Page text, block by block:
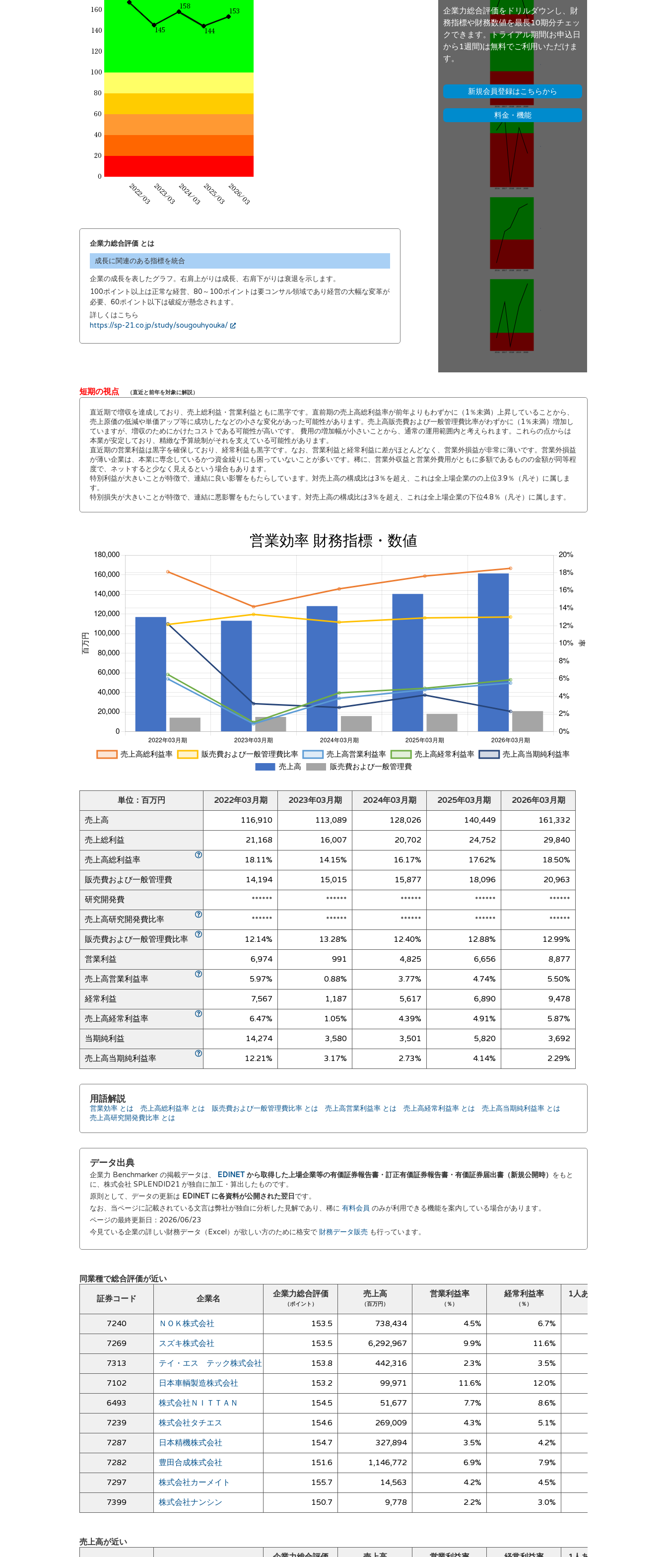
企業力総合評価 とは
成長に関連のある指標を統合
企業の成長を表したグラフ。右肩上がりは成長、右肩下がりは衰退を示します。
100ポイント以上は正常な経営、80～100ポイントは要コンサル領域であり経営の大幅な変革が
必要、60ポイント以下は破綻が懸念されます。
詳しくはこちら
https://sp-21.co.jp/study/sougouhyouka/
企業力総合評価をドリルダウンし、財
務指標や財務数値を最長10期分チェッ
クできます。トライアル期間(お申込日
から1週間)は無料でご利用いただけま
す。
新規会員登録はこちらから
料金・機能
短期の視点 （直近と前年を対象に解説）
直近期で増収を達成しており、売上総利益・営業利益ともに黒字です。直前期の売上高総利益率が前年よりもわずかに（1％未満）上昇していることから、
売上原価の低減や単価アップ等に成功したなどの小さな変化があった可能性があります。売上高販売費および一般管理費比率がわずかに（1％未満）増加し
ていますが、増収のためにかけたコストである可能性が高いです。 費用の増加幅が小さいことから、通常の運用範囲内と考えられます。これらの点からは
本業が安定しており、精緻な予算統制がそれを支えている可能性があります。
直近期の営業利益は黒字を確保しており、経常利益も黒字です。なお、営業利益と経常利益に差がほとんどなく、営業外損益が非常に薄いです。営業外損益
が薄い企業は、本業に専念しているかつ資金繰りにも困っていないことが多いです。稀に、営業外収益と営業外費用がともに多額であるものの金額が同等程
度で、ネットすると少なく見えるという場合もあります。
特別利益が大きいことが特徴で、連結に良い影響をもたらしています。対売上高の構成比は3％を超え、これは全上場企業のの上位3.9％（凡そ）に属しま
す。
特別損失が大きいことが特徴で、連結に悪影響をもたらしています。対売上高の構成比は3％を超え、これは全上場企業の下位4.8％（凡そ）に属します。
単位：百万円 2022年03月期 2023年03月期 2024年03月期 2025年03月期
2026年03月期
売上高
116,910 113,089 128,026 140,449
161,332
売上総利益
21,168 16,007 20,702 24,752
29,840
売上高総利益率
18.11% 14.15% 16.17% 17.62%
18.50%
販売費および一般管理費
14,194 15,015 15,877 18,096
20,963
研究開発費
****** ****** ****** ******
******
売上高研究開発費比率
****** ****** ****** ******
******
販売費および一般管理費比率
12.14% 13.28% 12.40% 12.88%
12.99%
営業利益
6,974 991 4,825 6,656
8,877
売上高営業利益率
5.97% 0.88% 3.77% 4.74%
5.50%
経常利益
7,567 1,187 5,617 6,890
9,478
売上高経常利益率
6.47% 1.05% 4.39% 4.91%
5.87%
当期純利益
14,274 3,580 3,501 5,820
3,692
売上高当期純利益率
12.21% 3.17% 2.73% 4.14% 2.29%
用語解説
営業効率 とは 売上高総利益率 とは 販売費および一般管理費比率 とは 売上高営業利益率 とは 売上高経常利益率 とは
売上高当期純利益率 とは
売上高研究開発費比率 とは
データ出典
企業力 Benchmarker の掲載データは、 EDINETから取得した上場企業等の有価証券報告書・訂正有価証券報告書・有価証券届出書（新規公開時） をもと
に、株式会社 SPLENDID21 が独自に加工・算出したものです。
原則として、データの更新は EDINET に各資料が公開された翌日 です。
なお、当ページに記載されている文言は弊社が独自に分析した見解であり、稀に 有料会員 のみが利用できる機能を案内している場合があります。
ページの最終更新日：2026/06/23
今見ている企業の詳しい財務データ（Excel）が欲しい方のために格安で 財務データ販売 も行っています。
同業種で総合評価が近い
証券コード
企業名 企業力総合評価
（ポイント）
売上高
（百万円）
営業利益率
（％）
経常利益率
（％）
1人あたり売上高
7240 ＮＯＫ株式会社 153.5 738,434 4.5% 6.7%
7269
スズキ株式会社 153.5 6,292,967 9.9% 11.6%
7313
テイ・エス テック株式会社 153.8 442,316 2.3% 3.5%
7102
日本車輌製造株式会社 153.2 99,971 11.6% 12.0%
6493
株式会社ＮＩＴＴＡＮ 154.5 51,677 7.7% 8.6%
7239
株式会社タチエス 154.6 269,009 4.3% 5.1%
7287
日本精機株式会社 154.7 327,894 3.5% 4.2%
7282
豊田合成株式会社 151.6 1,146,772 6.9% 7.9%
7297
株式会社カーメイト 155.7 14,563 4.2% 4.5%
7399
株式会社ナンシン 150.7 9,778 2.2% 3.0%
売上高が近い